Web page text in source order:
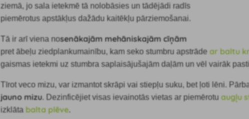
ziemā, jo sala ietekmē tā nolobāsies un tādējādi radīs
piemērotus apstākļus dažādu kaitēkļu pārziemošanai.
Tā ir arī viena nosenākajām mehāniskajām cīņām
pret ābeļu ziedplankumainību, kam seko stumbru apstrādear baltu
gaismas ietekmi uz stumbra saplaisājušajām daļām un vēl vairāk
Tīrot veco mizu, var izmantot skrāpi vai stiepļu suku, bet ļoti lēni.
jauno mizu. Dezinficējiet visas ievainotās vietas ar piemērotuaugļu
izklāta balta plēve.